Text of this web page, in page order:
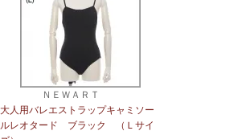
ＮＥＷＡＲＴ
大人用バレエストラップキャミソー
ルレオタード ブラック （Ｌサイ